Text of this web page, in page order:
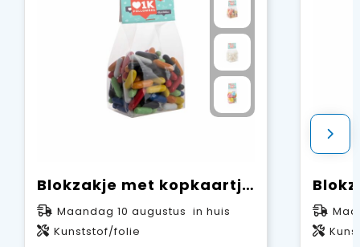
Blokzakje met kopkaartje en 150 gram snoep
Maandag 10 augustus in huis
Kunststof/folie